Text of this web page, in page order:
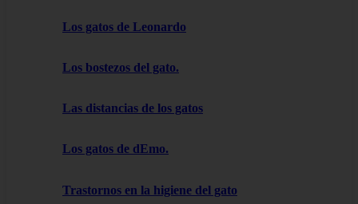
Los gatos de Leonardo
Los bostezos del gato.
Las distancias de los gatos
Los gatos de dEmo.
Trastornos en la higiene del gato